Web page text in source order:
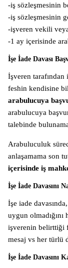
-iş sözleşmesinin
-iş sözleşmesinin
-işveren vekili veya
-1 ay içerisinde
İşe İade Davası
İşveren tarafından
feshin kendisine
arabulucuya
arabulucuya
talebinde
Arabuluculuk
anlaşamama son
içerisinde iş
İşe İade Davasını
İşe iade
uygun
işverenin belirttiği
mesaj vs her türlü
İşe İade Davasını